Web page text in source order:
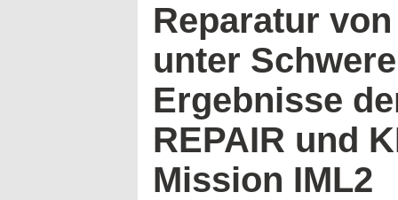
Reparatur
unter
Ergebnisse
REPAIR und
Mission IML2